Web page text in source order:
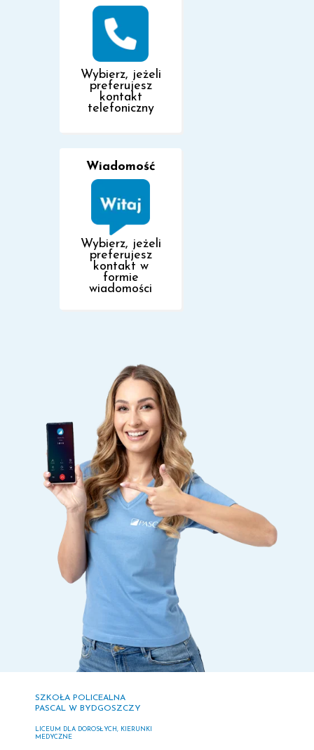
Wybierz, jeżeli
preferujesz
kontakt
telefoniczny
Wiadomość
Wybierz, jeżeli
preferujesz
kontakt w
formie
wiadomości
SZKOŁA POLICEALNA
PASCAL W BYDGOSZCZY
LICEUM DLA DOROSŁYCH, KIERUNKI
MEDYCZNE